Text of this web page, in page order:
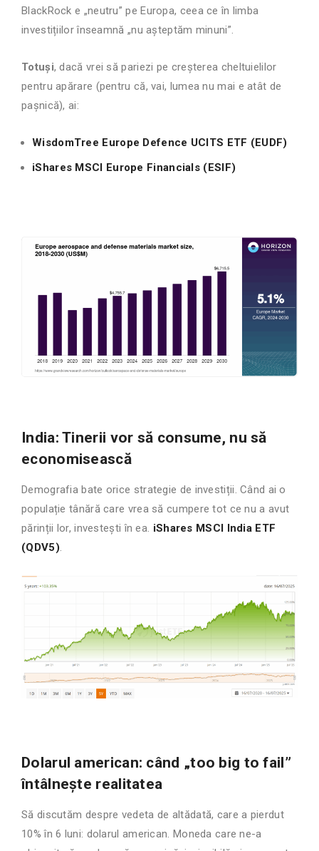
BlackRock e „neutru” pe Europa, ceea ce în limba
investițiilor înseamnă „nu așteptăm minuni”.
Totuși, dacă vrei să pariezi pe creșterea cheltuielilor
pentru apărare (pentru că, vai, lumea nu mai e atât de
pașnică), ai:
WisdomTree Europe Defence UCITS ETF (EUDF)
iShares MSCI Europe Financials (ESIF)
India: Tinerii vor să consume, nu să
economisească
Demografia bate orice strategie de investiții. Când ai o
populație tânără care vrea să cumpere tot ce nu a avut
părinții lor, investești în ea. iShares MSCI India ETF
(QDV5)
Dolarul american: când „too big to fail”
întâlnește realitatea
Să discutăm despre vedeta de altădată, care a pierdut
10% în 6 luni: dolarul american. Moneda care ne-a